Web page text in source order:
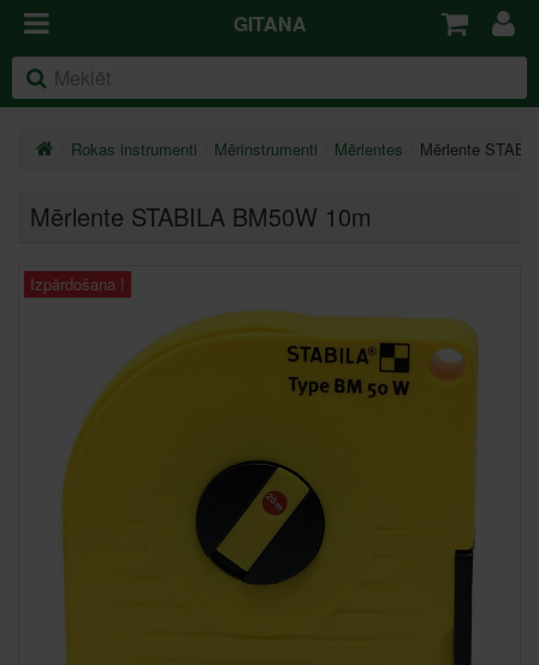
GITANA
Rokas instrumenti Mērinstrumenti Mērlentes Mērlente
Mērlente STABILA BM50W 10m
Izpārdošana !